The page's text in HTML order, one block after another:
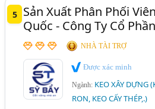
5
Sản Xuất Phân Phối
Quốc - Công Ty Cổ
NHÀ TÀI TRỢ
Được xác minh
Ngành: KEO XÂY DỰNG
RON, KEO CẤY THÉP,.)